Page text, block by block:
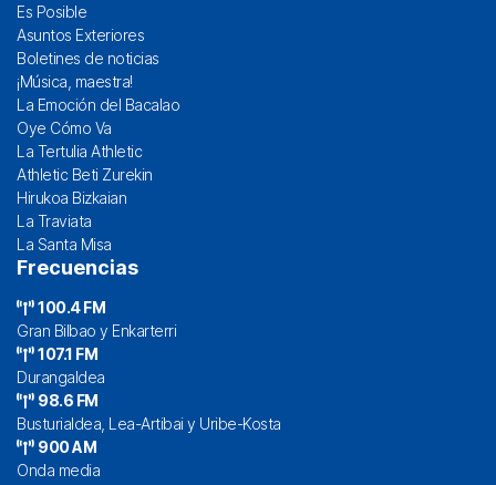
Es Posible
Asuntos Exteriores
Boletines de noticias
¡Música, maestra!
La Emoción del Bacalao
Oye Cómo Va
La Tertulia Athletic
Athletic Beti Zurekin
Hirukoa Bizkaian
La Traviata
La Santa Misa
Frecuencias
100.4 FM
Gran Bilbao y Enkarterri
107.1 FM
Durangaldea
98.6 FM
Busturialdea, Lea-Artibai y Uribe-Kosta
900 AM
Onda media